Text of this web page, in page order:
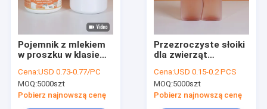
Skontaktuj się z nami
VR
Opakowania z puszek papierowych
Pojemnik z mlekiem
w proszku w klasie
Cena:USD 0.73-0.77/PC
MOQ:5000szt
Pobierz najnowszą cenę
Przezroczyste słoiki
dla zwierząt
spożywczej i wolne
od BPA,
przezroczyste
Cena:USD 0.15-0.2 PCS
MOQ:5000szt
Pobierz najnowszą cenę